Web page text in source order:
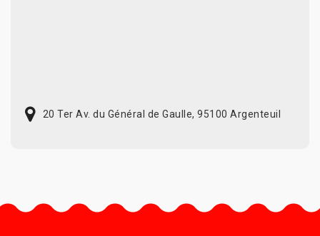
20 Ter Av. du Général de Gaulle, 95100 Argenteuil